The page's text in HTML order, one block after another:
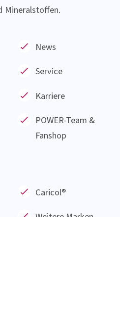
Sitz in Graz wurde im
und beschäftigt sich nun
Erforschung und
News